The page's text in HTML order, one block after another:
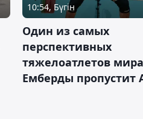
10:54, Бүгін
Один из самых
перспективных
тяжелоатлетов
Емберды пропустит